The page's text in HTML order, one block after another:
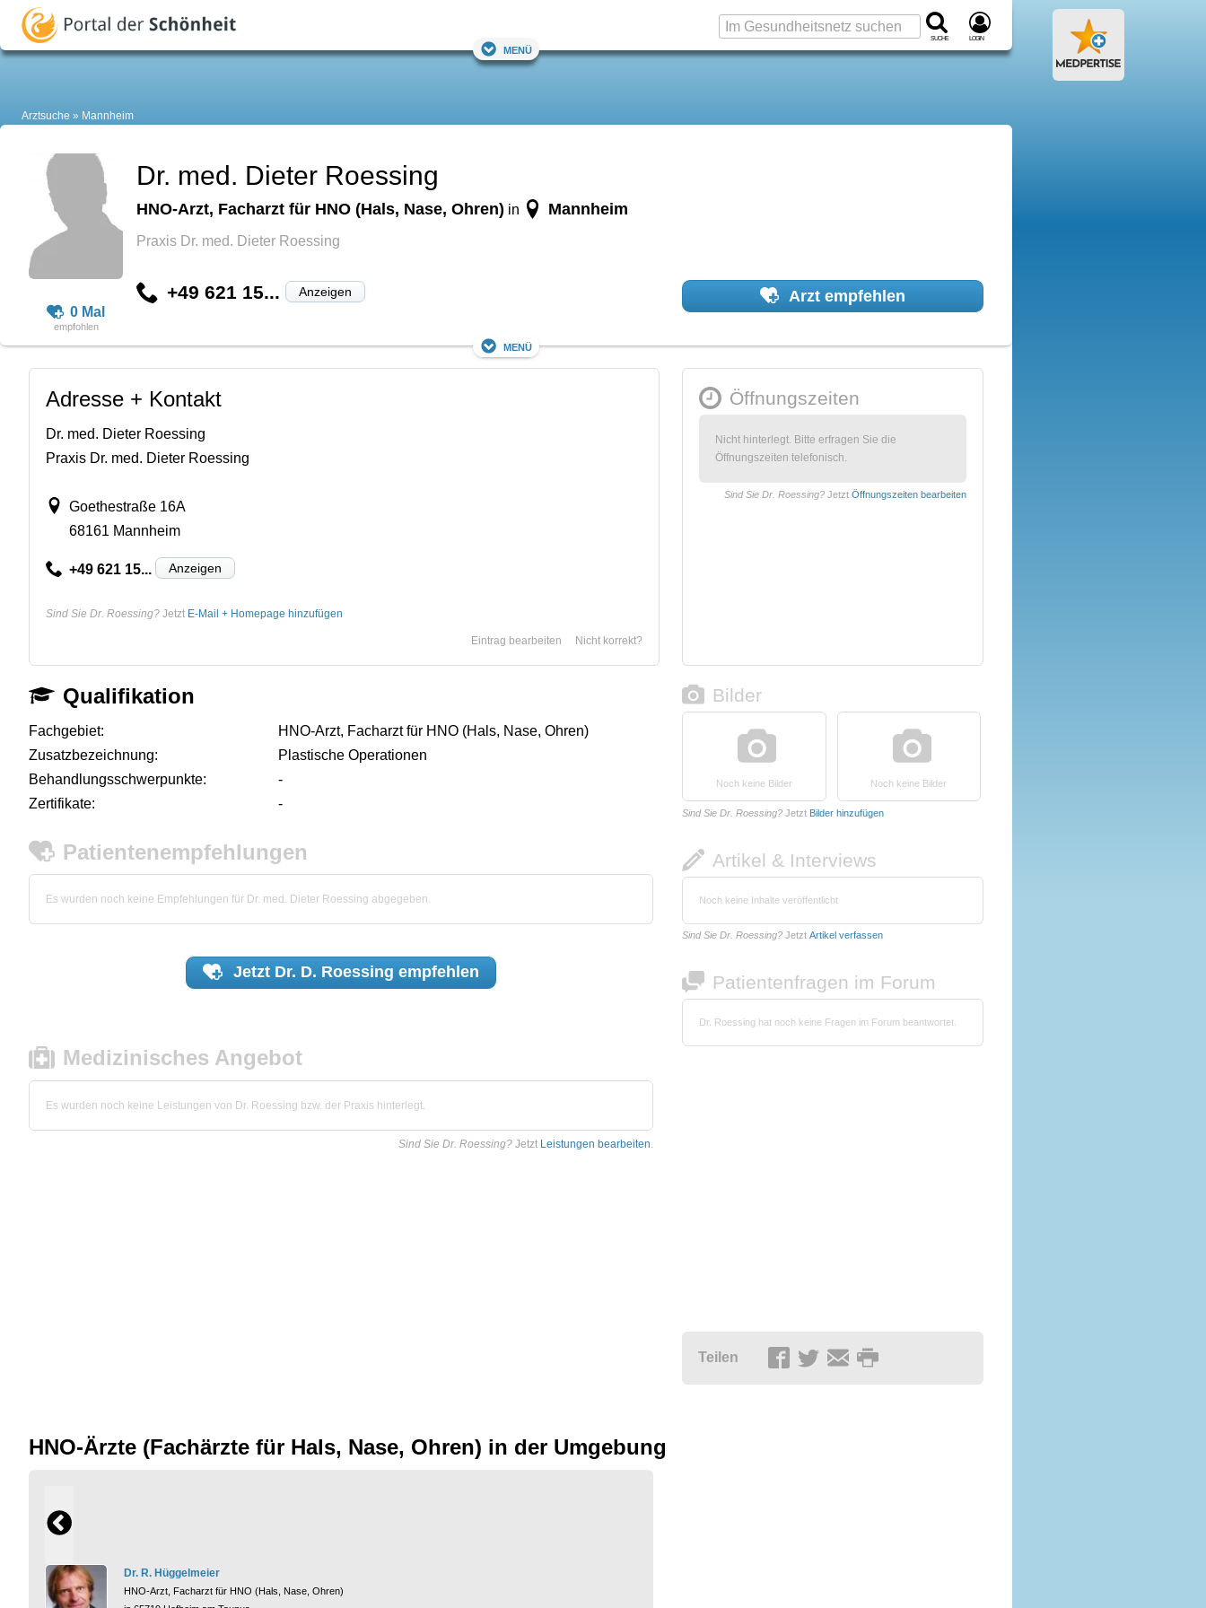
Suche Login
Menü
Arztsuche Mannheim
0 Mal
Dr. med. Dieter Roessing
HNO-Arzt, Facharzt für HNO (Hals, Nase, Ohren) in Mannheim
Praxis Dr. med. Dieter Roessing
+49 621 15... Anzeigen Arzt empfehlen
Menü
Adresse + Kontakt
Dr. med. Dieter Roessing
Praxis Dr. med. Dieter Roessing
Goethestraße 16A
68161 Mannheim
+49 621 15... Anzeigen
Sind Sie Dr. Roessing? Jetzt E-Mail + Homepage hinzufügen
Nicht korrekt?
Eintrag bearbeiten
Öffnungszeiten
Nicht hinterlegt. Bitte erfragen Sie die
Öffnungszeiten telefonisch.
Sind Sie Dr. Roessing? Jetzt Öffnungszeiten bearbeiten
Qualifikation
Fachgebiet:
HNO-Arzt, Facharzt für HNO (Hals, Nase, Ohren)
Zusatzbezeichnung:
Plastische Operationen
Behandlungsschwerpunkte:
-
Zertifikate:
-
Patientenempfehlungen
Es wurden noch keine Empfehlungen für Dr. med. Dieter Roessing abgegeben.
Jetzt Dr. D. Roessing empfehlen
Medizinisches Angebot
Es wurden noch keine Leistungen von Dr. Roessing bzw. der Praxis hinterlegt.
Sind Sie Dr. Roessing? Jetzt Leistungen bearbeiten.
Bilder
Noch keine Bilder Noch keine Bilder
Sind Sie Dr. Roessing? Jetzt Bilder hinzufügen
Artikel & Interviews
Noch keine Inhalte veröffentlicht
Sind Sie Dr. Roessing? Jetzt Artikel verfassen
Patientenfragen im Forum
Dr. Roessing hat noch keine Fragen im Forum beantwortet.
Teilen
HNO-Ärzte (Fachärzte für Hals, Nase, Ohren) in der Umgebung
Dr. R. Hüggelmeier
HNO-Arzt, Facharzt für HNO (Hals, Nase, Ohren)